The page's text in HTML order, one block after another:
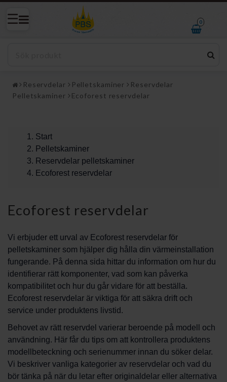
0
Reservdelar Pelletskaminer
Reservdelar
Pelletskaminer
Ecoforest reservdelar
Start
Pelletskaminer
Reservdelar pelletskaminer
Ecoforest reservdelar
Ecoforest reservdelar
Vi erbjuder ett urval av Ecoforest reservdelar för
pelletskaminer som hjälper dig hålla din värmeinstallation
fungerande. På denna sida hittar du information om hur du
identifierar rätt komponenter, vad som kan påverka
kompatibilitet och hur du går vidare för att beställa.
Ecoforest reservdelar är viktiga för att säkra drift och
service under produktens livstid.
Behovet av rätt reservdel varierar beroende på modell och
användning. Här får du tips om att kontrollera produktens
modellbeteckning och serienummer innan du söker delar.
Vi beskriver vanliga kategorier av reservdelar och vad du
bör tänka på när du letar efter originaldelar eller alternativa